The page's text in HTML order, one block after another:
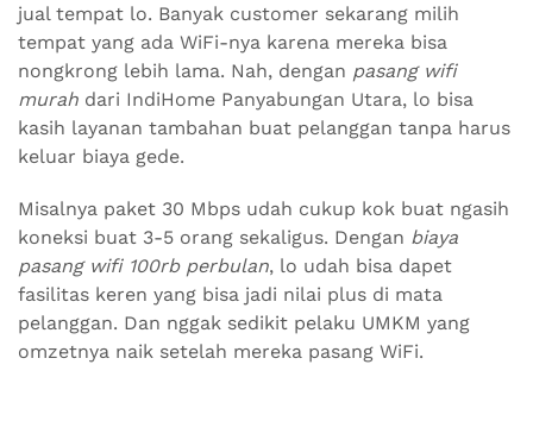
jual tempat lo. Banyak customer sekarang milih
tempat yang ada WiFi-nya karena mereka bisa
nongkrong lebih lama. Nah, dengan pasang wifi
murah dari IndiHome Panyabungan Utara, lo bisa
kasih layanan tambahan buat pelanggan tanpa harus
keluar biaya gede.
Misalnya paket 30 Mbps udah cukup kok buat ngasih
koneksi buat 3-5 orang sekaligus. Dengan biaya
pasang wifi 100rb perbulan, lo udah bisa dapet
fasilitas keren yang bisa jadi nilai plus di mata
pelanggan. Dan nggak sedikit pelaku UMKM yang
omzetnya naik setelah mereka pasang WiFi.